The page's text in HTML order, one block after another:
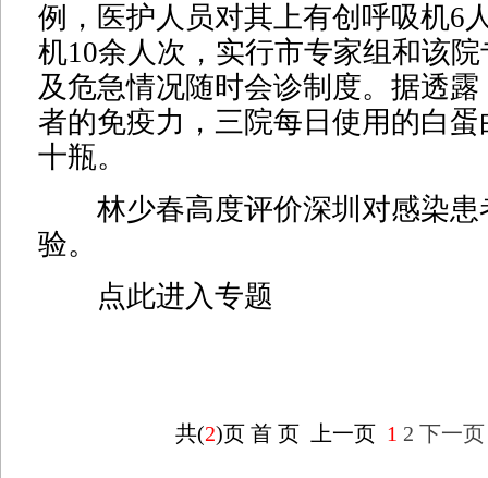
例，医护人员对其上有创呼吸机6
机10余人次，实行市专家组和该
及危急情况随时会诊制度。据透
者的免疫力，三院每日使用的白
十瓶。
林少春高度评价深圳对感染患
验。
点此进入专题
共(2)页 首 页 上一页1 2 下一页